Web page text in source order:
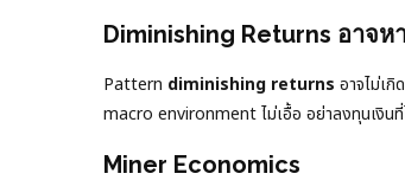
Diminishing Returns อาจห
Pattern diminishing returns อาจไม่เ
macro environment ไม่เอื้อ อย่าลงทุนเงิน
Miner Economics